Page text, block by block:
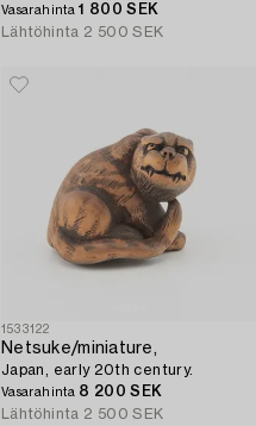
Vasarahinta1 800 SEK
Lähtöhinta 2 500 SEK
1533122
Netsuke/miniature,
Japan, early 20th century.
Vasarahinta 8 200 SEK
Lähtöhinta 2 500 SEK